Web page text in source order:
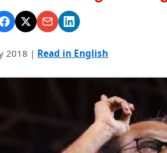
2018 | Read in English